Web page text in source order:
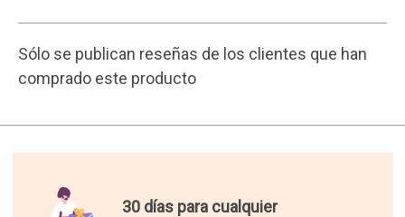
Sanz
Sólo se publican reseñas de los clientes que han
comprado este producto
30 días para cualquier